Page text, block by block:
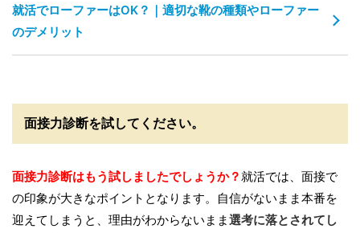
就活でローファーはOK？｜適切な靴の種類やローファー
のデメリット
面接力診断を試してください。
面接力診断はもう試しましたでしょうか？就活では、面接で
の印象が大きなポイントとなります。自信がないまま本番を
迎えてしまうと、理由がわからないまま選考に落とされてし